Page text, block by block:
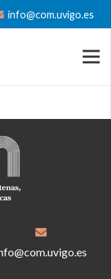
info@com.uvigo.es